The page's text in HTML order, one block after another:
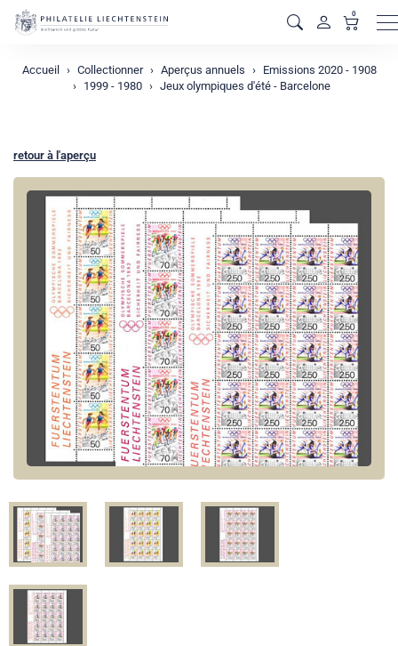
0
Accueil Collectionner Aperçus annuels
Emissions 2020 - 1908
1999 - 1980
Jeux olympiques d'été - Barcelone
retour à l'aperçu